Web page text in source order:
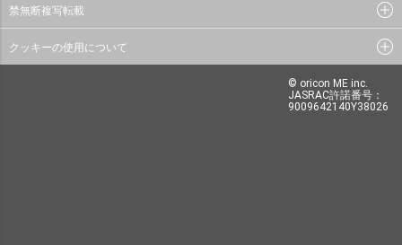
禁無断複写転載
クッキーの使用について
© oricon ME inc.
JASRAC許諾番号：
9009642140Y38026